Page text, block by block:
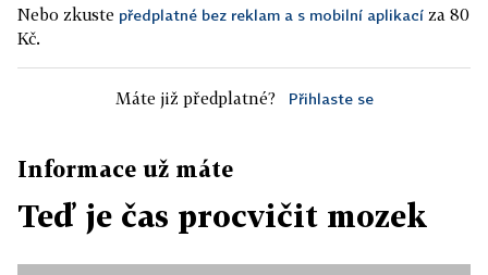
Nebo zkuste předplatné bez reklam a s mobilní aplikací za 80
Kč.
Máte již předplatné? Přihlaste se
Informace už máte
Teď je čas procvičit mozek